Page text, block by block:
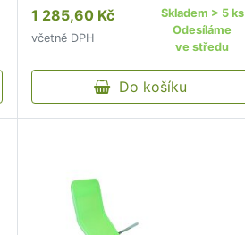
textilen barva: stříborná
konstrukce, antracitový textilen
nosnost: 120 kg Plážové …
1 285,60 Kč
včetně DPH
Skladem > 5 ks
Odesíláme
ve středu
Do košíku